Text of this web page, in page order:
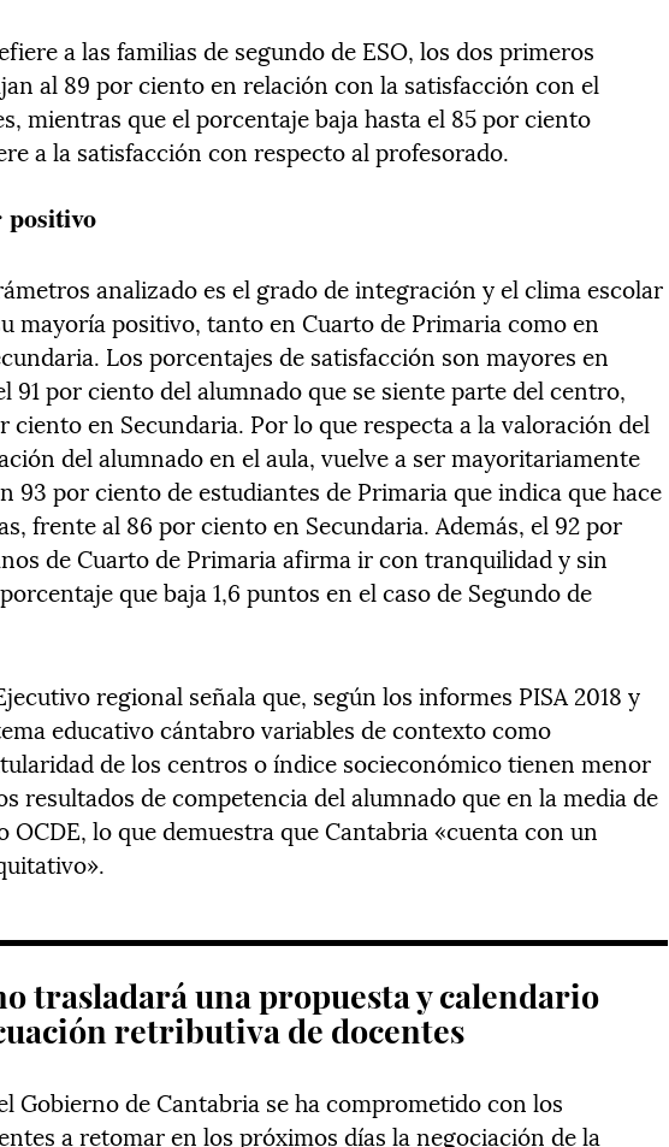
a las familias de segundo de ESO, los dos primeros
al 89 por ciento en relación con la satisfacción con el
mientras que el porcentaje baja hasta el 85 por ciento
a la satisfacción con respecto al profesorado.
positivo
analizado es el grado de integración y el clima escolar
mayoría positivo, tanto en Cuarto de Primaria como en
Los porcentajes de satisfacción son mayores en
91 por ciento del alumnado que se siente parte del centro,
ciento en Secundaria. Por lo que respecta a la valoración del
del alumnado en el aula, vuelve a ser mayoritariamente
93 por ciento de estudiantes de Primaria que indica que hace
frente al 86 por ciento en Secundaria. Además, el 92 por
de Cuarto de Primaria afirma ir con tranquilidad y sin
que baja 1,6 puntos en el caso de Segundo de
regional señala que, según los informes PISA 2018 y
educativo cántabro variables de contexto como
de los centros o índice socieconómico tienen menor
resultados de competencia del alumnado que en la media de
OCDE, lo que demuestra que Cantabria «cuenta con un
trasladará una propuesta y calendario
retributiva de docentes
Gobierno de Cantabria se ha comprometido con los
a retomar en los próximos días la negociación de la